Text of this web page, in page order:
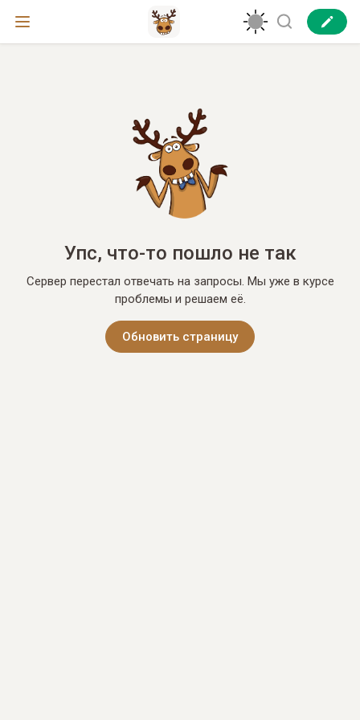
Упс, что-то пошло не так
Сервер перестал отвечать на запросы. Мы уже в курсе
проблемы и решаем её.
Обновить страницу